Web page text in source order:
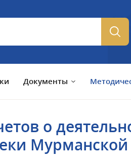
Документы
о
Мурманской